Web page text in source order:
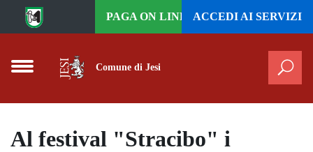
Vai al contenuto principale
PAGA ON LINE
ACCEDI AI SERVIZI
Comune di Jesi
Al festival "Stracibo" i